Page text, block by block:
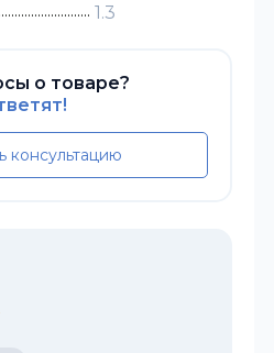
1.3
о товаре?
консультацию